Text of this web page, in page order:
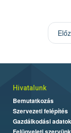
Hivatalunk
Bemutatkozás
Szervezeti felépítés
Gazdálkodási adatok